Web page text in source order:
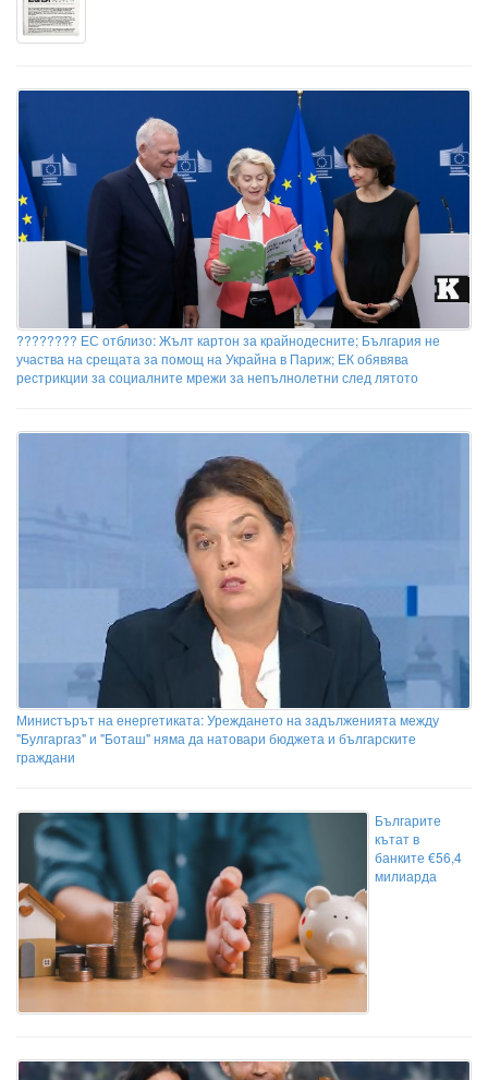
???????? ЕС отблизо: Жълт картон за крайнодесните; България не
участва на срещата за помощ на Украйна в Париж; ЕК обявява
рестрикции за социалните мрежи за непълнолетни след лятото
Министърът на енергетиката: Уреждането на задълженията между
"Булгаргаз" и "Боташ" няма да натовари бюджета и българските
граждани
Българите
кътат в
банките €56,4
милиарда